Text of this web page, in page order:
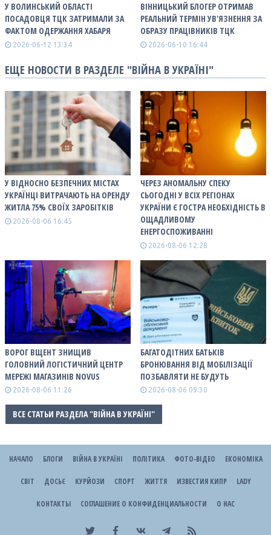
У ВОЛИНСЬКИЙ ОБЛАСТІ
ПОСАДОВЦЯ ТЦК ЗАТРИМАЛИ ЗА
ФАКТОМ ОДЕРЖАННЯ ХАБАРЯ
2026-06-12 13:34
ВІННИЦЬКИЙ БЛОГЕР ОТРИМАВ
РЕАЛЬНИЙ ТЕРМІН УВ'ЯЗНЕННЯ ЗА
ОБРАЗУ ПРАЦІВНИКІВ ТЦК
2026-06-10 16:44
ЕЩЕ НОВОСТИ В РАЗДЕЛЕ "ВІЙНА В УКРАЇНІ"
У ВІДНОСНО БЕЗПЕЧНИХ МІСТАХ
УКРАЇНЦІ ВИТРАЧАЮТЬ НА ОРЕНДУ
ЖИТЛА 75% СВОЇХ ЗАРОБІТКІВ
2026-08-06 16:45
ЧЕРЕЗ АНОМАЛЬНУ СПЕКУ
СЬОГОДНІ У ВСІХ РЕГІОНАХ
УКРАЇНИ Є ГОСТРА НЕОБХІДНІСТЬ В
ОЩАДЛИВОМУ
ЕНЕРГОСПОЖИВАННІ
2026-08-06 12:28
ВОРОГ ВЩЕНТ ЗНИЩИВ
ГОЛОВНИЙ ЛОГІСТИЧНИЙ ЦЕНТР
МЕРЕЖІ МАГАЗИНІВ NOVUS
2026-08-06 11:26
БАГАТОДІТНИХ БАТЬКІВ
БРОНЮВАННЯ ВІД МОБІЛІЗАЦІЇ
ПОЗБАВЛЯТИ НЕ БУДУТЬ
2026-08-06 09:30
ВСЕ СТАТЬИ РАЗДЕЛА "ВІЙНА В УКРАЇНІ"
НАЧАЛО БЛОГИ ВІЙНА В УКРАЇНІ ПОЛІТИКА ФОТО-ВІДЕО ЕКОНОМІКА
СВІТ ДОСЬЄ КУРЙОЗИ СПОРТ ЖИТТЯ ИЗВЕСТИЯ КИПР LADY
КОНТАКТЫ СОГЛАШЕНИЕ О КОНФИДЕНЦИАЛЬНОСТИ О НАС